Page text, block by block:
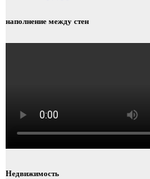
наполнение между стен
Недвижимость